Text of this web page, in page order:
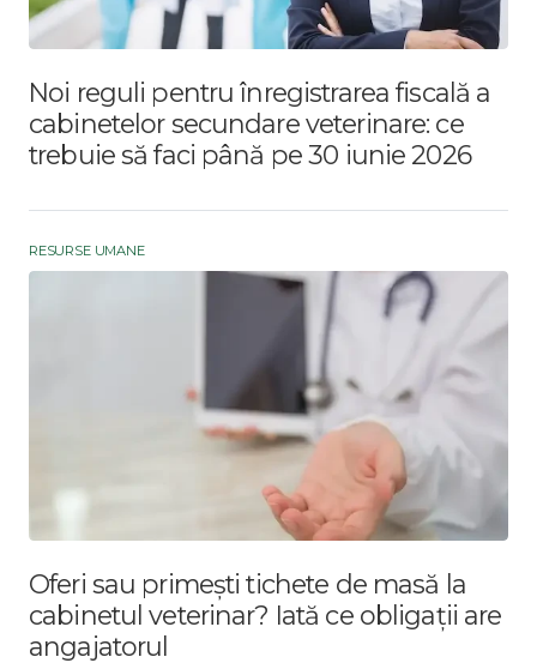
Noi reguli pentru înregistrarea fiscală a
cabinetelor secundare veterinare: ce
trebuie să faci până pe 30 iunie 2026
RESURSE UMANE
Oferi sau primești tichete de masă la
cabinetul veterinar? Iată ce obligații are
angajatorul